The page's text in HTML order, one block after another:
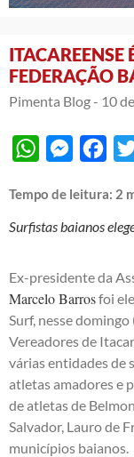
ITACAREENSE
FEDERAÇÃO
Pimenta Blog - 10
WhatsApp
Tempo de leitura: 2
Surfistas baianos
Ex-presidente da
Marcelo Barrosfoi
Surf, nesse
Vereadores de
várias entidades de
atletas amadores e
de atletas de
Salvador, Lauro de
municípios baianos.